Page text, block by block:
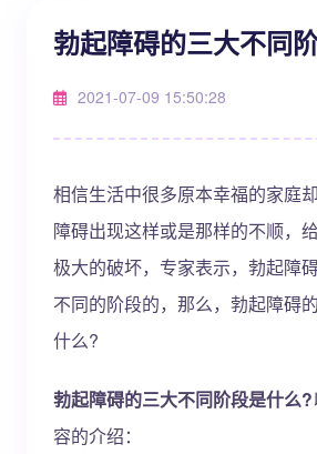
勃起障碍的三大不同
2021-07-09 15:50:28
相信生活中很多原本幸福的家庭
障碍出现这样或是那样的不顺，
极大的破坏，专家表示，勃起障
不同的阶段的，那么，勃起障碍
什么?
勃起障碍的三大不同阶段是什么?
容的介绍：